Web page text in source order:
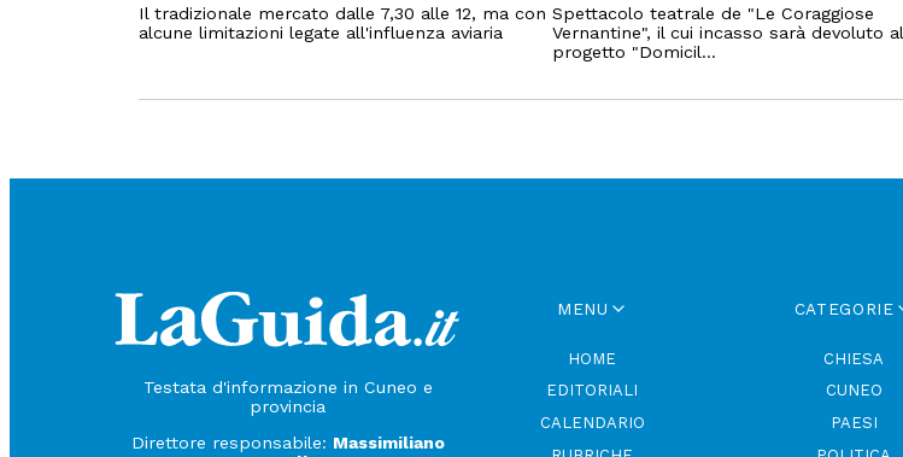
Il tradizionale mercato dalle 7,30 alle 12, ma con
alcune limitazioni legate all'influenza aviaria
Spettacolo teatrale de "Le Coraggiose
Vernantine", il cui incasso sarà devoluto al
progetto "Domicil...
Testata d'informazione in Cuneo e
provincia
Direttore responsabile: Massimiliano
MENU
HOME
EDITORIALI
CALENDARIO
CATEGORIE
CHIESA
CUNEO
PAESI